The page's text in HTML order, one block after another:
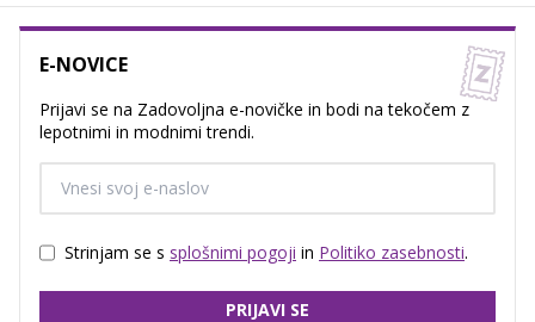
E-NOVICE
Prijavi se na Zadovoljna e-novičke in bodi na tekočem z
lepotnimi in modnimi trendi.
Strinjam se s splošnimi pogoji in Politiko zasebnosti.
PRIJAVI SE